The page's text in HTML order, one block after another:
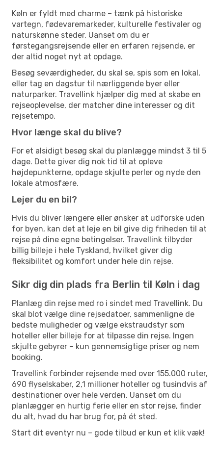
Køln er fyldt med charme – tænk på historiske
vartegn, fødevaremarkeder, kulturelle festivaler og
naturskønne steder. Uanset om du er
førstegangsrejsende eller en erfaren rejsende, er
der altid noget nyt at opdage.
Besøg seværdigheder, du skal se, spis som en lokal,
eller tag en dagstur til nærliggende byer eller
naturparker. Travellink hjælper dig med at skabe en
rejseoplevelse, der matcher dine interesser og dit
rejsetempo.
Hvor længe skal du blive?
For et alsidigt besøg skal du planlægge mindst 3 til 5
dage. Dette giver dig nok tid til at opleve
højdepunkterne, opdage skjulte perler og nyde den
lokale atmosfære.
Lejer du en bil?
Hvis du bliver længere eller ønsker at udforske uden
for byen, kan det at leje en bil give dig friheden til at
rejse på dine egne betingelser. Travellink tilbyder
billig billeje i hele Tyskland, hvilket giver dig
fleksibilitet og komfort under hele din rejse.
Sikr dig din plads fra Berlin til Køln i dag
Planlæg din rejse med ro i sindet med Travellink. Du
skal blot vælge dine rejsedatoer, sammenligne de
bedste muligheder og vælge ekstraudstyr som
hoteller eller billeje for at tilpasse din rejse. Ingen
skjulte gebyrer – kun gennemsigtige priser og nem
booking.
Travellink forbinder rejsende med over 155.000 ruter,
690 flyselskaber, 2,1 millioner hoteller og tusindvis af
destinationer over hele verden. Uanset om du
planlægger en hurtig ferie eller en stor rejse, finder
du alt, hvad du har brug for, på ét sted.
Start dit eventyr nu – gode tilbud er kun et klik væk!